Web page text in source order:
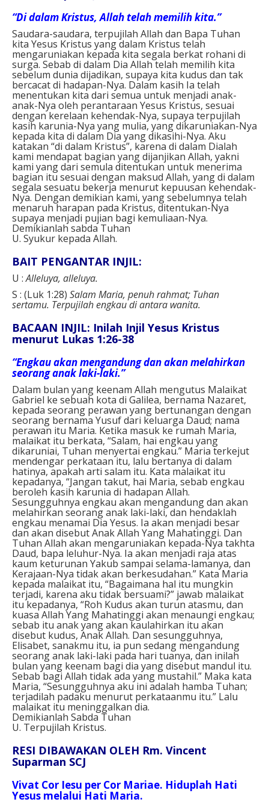
“Di dalam Kristus, Allah telah memilih kita.”
Saudara-saudara, terpujilah Allah dan Bapa Tuhan
kita Yesus Kristus yang dalam Kristus telah
mengaruniakan kepada kita segala berkat rohani di
surga. Sebab di dalam Dia Allah telah memilih kita
sebelum dunia dijadikan, supaya kita kudus dan tak
bercacat di hadapan-Nya. Dalam kasih Ia telah
menentukan kita dari semua untuk menjadi anak-
anak-Nya oleh perantaraan Yesus Kristus, sesuai
dengan kerelaan kehendak-Nya, supaya terpujilah
kasih karunia-Nya yang mulia, yang dikaruniakan-Nya
kepada kita di dalam Dia yang dikasihi-Nya. Aku
katakan “di dalam Kristus”, karena di dalam Dialah
kami mendapat bagian yang dijanjikan Allah, yakni
kami yang dari semula ditentukan untuk menerima
bagian itu sesuai dengan maksud Allah, yang di dalam
segala sesuatu bekerja menurut kepuusan kehendak-
Nya. Dengan demikian kami, yang sebelumnya telah
menaruh harapan pada Kristus, ditentukan-Nya
supaya menjadi pujian bagi kemuliaan-Nya.
Demikianlah sabda Tuhan
U. Syukur kepada Allah.
BAIT PENGANTAR INJIL:
U :Alleluya, alleluya.
S : (Luk 1:28) Salam Maria, penuh rahmat; Tuhan
sertamu. Terpujilah engkau di antara wanita.
BACAAN INJIL: Inilah Injil Yesus Kristus
menurut Lukas 1:26-38
“Engkau akan mengandung dan akan melahirkan
seorang anak laki-laki.”
Dalam bulan yang keenam Allah mengutus Malaikat
Gabriel ke sebuah kota di Galilea, bernama Nazaret,
kepada seorang perawan yang bertunangan dengan
seorang bernama Yusuf dari keluarga Daud; nama
perawan itu Maria. Ketika masuk ke rumah Maria,
malaikat itu berkata, “Salam, hai engkau yang
dikaruniai, Tuhan menyertai engkau.” Maria terkejut
mendengar perkataan itu, lalu bertanya di dalam
hatinya, apakah arti salam itu. Kata malaikat itu
kepadanya, “Jangan takut, hai Maria, sebab engkau
beroleh kasih karunia di hadapan Allah.
Sesungguhnya engkau akan mengandung dan akan
melahirkan seorang anak laki-laki, dan hendaklah
engkau menamai Dia Yesus. Ia akan menjadi besar
dan akan disebut Anak Allah Yang Mahatinggi. Dan
Tuhan Allah akan mengaruniakan kepada-Nya takhta
Daud, bapa leluhur-Nya. Ia akan menjadi raja atas
kaum keturunan Yakub sampai selama-lamanya, dan
Kerajaan-Nya tidak akan berkesudahan.” Kata Maria
kepada malaikat itu, “Bagaimana hal itu mungkin
terjadi, karena aku tidak bersuami?” jawab malaikat
itu kepadanya, “Roh Kudus akan turun atasmu, dan
kuasa Allah Yang Mahatinggi akan menaungi engkau;
sebab itu anak yang akan kaulahirkan itu akan
disebut kudus, Anak Allah. Dan sesungguhnya,
Elisabet, sanakmu itu, ia pun sedang mengandung
seorang anak laki-laki pada hari tuanya, dan inilah
bulan yang keenam bagi dia yang disebut mandul itu.
Sebab bagi Allah tidak ada yang mustahil.” Maka kata
Maria, “Sesungguhnya aku ini adalah hamba Tuhan;
terjadilah padaku menurut perkataanmu itu.” Lalu
malaikat itu meninggalkan dia.
Demikianlah Sabda Tuhan
U. Terpujilah Kristus.
RESI DIBAWAKAN OLEH Rm. Vincent
Suparman SCJ
Vivat Cor Iesu per Cor Mariae. Hiduplah Hati
Yesus melalui Hati Maria.